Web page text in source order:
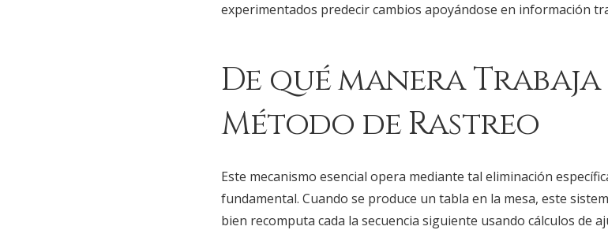
experimentados predecir cambios apoyándose en información
De qué manera
Método de Rastreo
Este mecanismo esencial opera mediante tal eliminación
fundamental. Cuando se produce un tabla en la mesa, este
bien recomputa cada la secuencia siguiente usando cálculos de